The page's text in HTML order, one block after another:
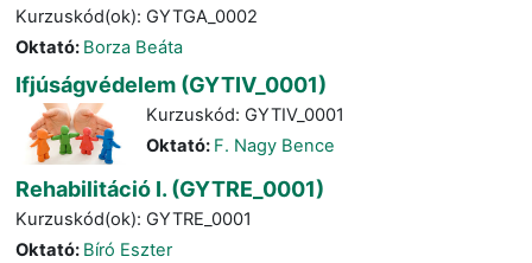
Kurzuskód(ok): GYTGA_0002
Oktató: Borza Beáta
Ifjúságvédelem (GYTIV_0001)
Kurzuskód: GYTIV_0001
Oktató: F. Nagy Bence
Rehabilitáció I. (GYTRE_0001)
Kurzuskód(ok): GYTRE_0001
Oktató: Bíró Eszter